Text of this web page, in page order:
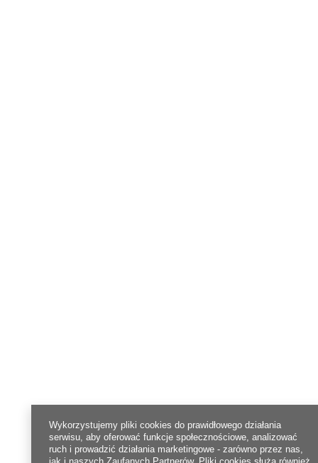
Wykorzystujemy pliki cookies do prawidłowego działania
serwisu, aby oferować funkcje społecznościowe, analizować
ruch i prowadzić działania marketingowe - zarówno przez nas,